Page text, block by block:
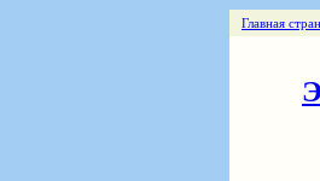
Главная